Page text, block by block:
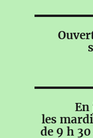
les
de 9 h